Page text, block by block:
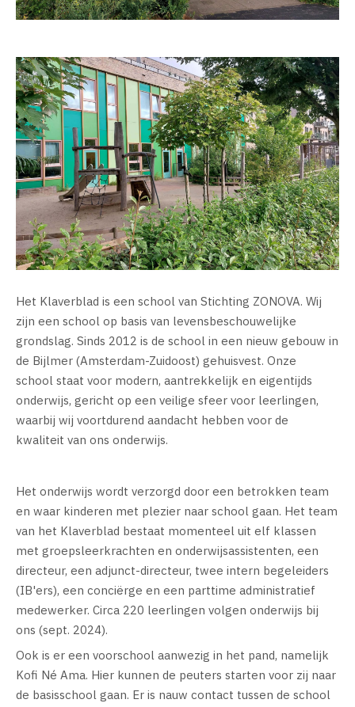
Het Klaverblad is een school van Stichting ZONOVA. Wij
zijn een school op basis van levensbeschouwelijke
grondslag. Sinds 2012 is de school in een nieuw gebouw in
de Bijlmer (Amsterdam-Zuidoost) gehuisvest. Onze
school staat voor modern, aantrekkelijk en eigentijds
onderwijs, gericht op een veilige sfeer voor leerlingen,
waarbij wij voortdurend aandacht hebben voor de
kwaliteit van ons onderwijs.
Het onderwijs wordt verzorgd door een betrokken team
en waar kinderen met plezier naar school gaan. Het team
van het Klaverblad bestaat momenteel uit elf klassen
met groepsleerkrachten en onderwijsassistenten, een
directeur, een adjunct-directeur, twee intern begeleiders
(IB'ers), een conciërge en een parttime administratief
medewerker. Circa 220 leerlingen volgen onderwijs bij
ons (sept. 2024).
Ook is er een voorschool aanwezig in het pand, namelijk
Kofi Né Ama. Hier kunnen de peuters starten voor zij naar
de basisschool gaan. Er is nauw contact tussen de school